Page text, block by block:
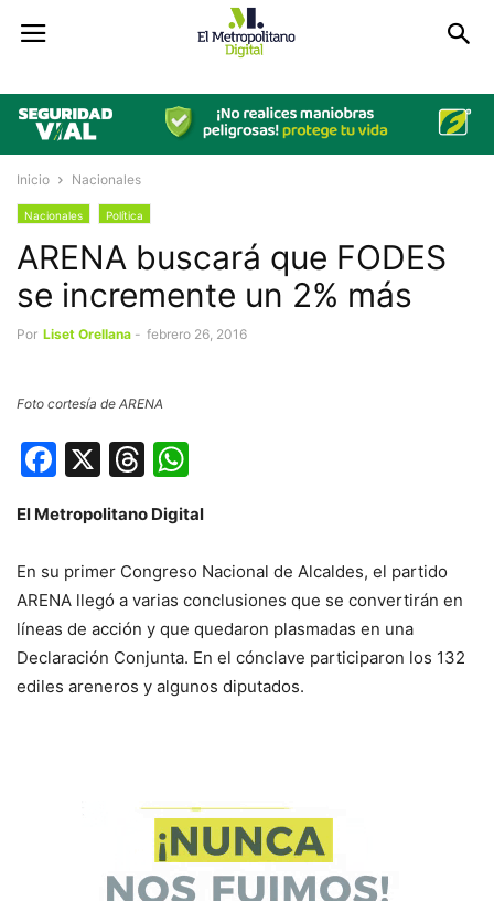
Inicio Nacionales
Nacionales Política
ARENA buscará que FODES
se incremente un 2% más
Por Liset Orellana - febrero 26, 2016
Foto cortesía de ARENA
Facebook
X Threads
El Metropolitano Digital
En su primer Congreso Nacional de Alcaldes, el partido
ARENA llegó a varias conclusiones que se convertirán en
líneas de acción y que quedaron plasmadas en una
Declaración Conjunta. En el cónclave participaron los 132
ediles areneros y algunos diputados.